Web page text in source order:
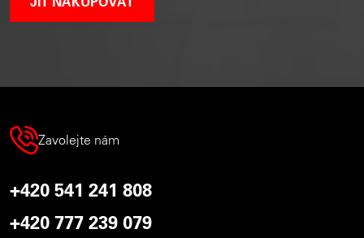
Zavolejte nám
+420 541 241 808
+420 777 239 079